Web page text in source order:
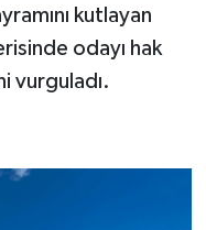
kutlayan
odayı hak
vurguladı.